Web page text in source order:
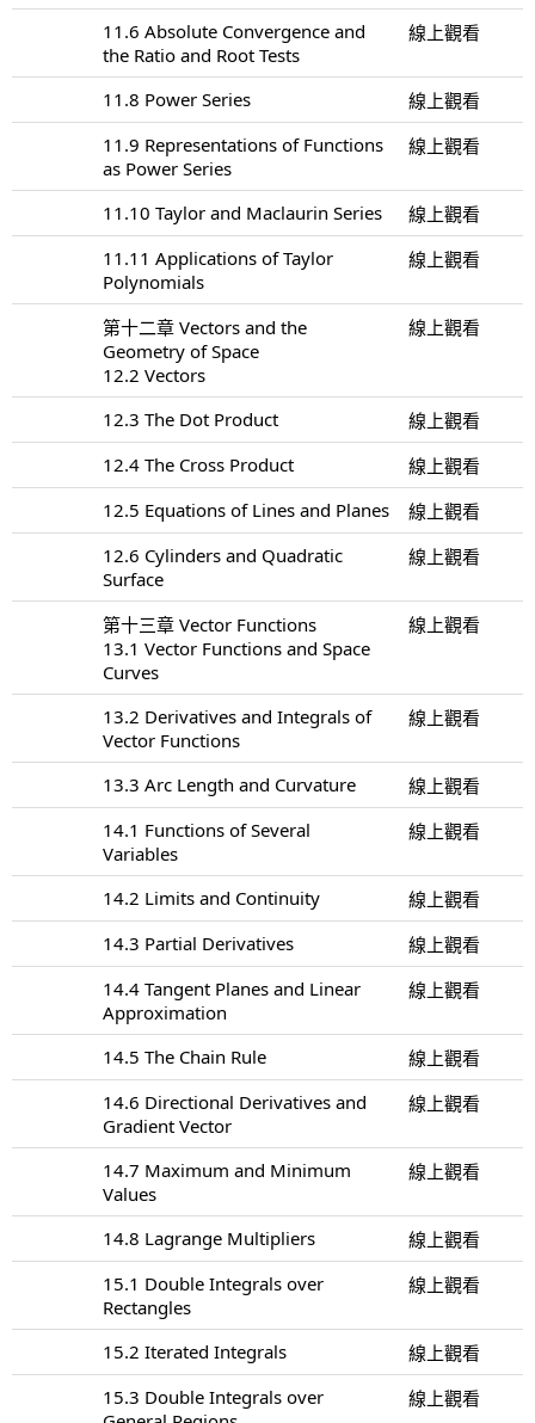
11.6 Absolute Convergence and
the Ratio and Root Tests
線上觀看
11.8 Power Series
線上觀看
11.9 Representations of Functions
as Power Series
線上觀看
11.10 Taylor and Maclaurin Series
線上觀看
11.11 Applications of Taylor
Polynomials
線上觀看
第十二章 Vectors and the
Geometry of Space
12.2 Vectors
線上觀看
12.3 The Dot Product
線上觀看
12.4 The Cross Product
線上觀看
12.5 Equations of Lines and Planes
線上觀看
12.6 Cylinders and Quadratic
Surface
線上觀看
第十三章 Vector Functions
13.1 Vector Functions and Space
Curves
線上觀看
13.2 Derivatives and Integrals of
Vector Functions
線上觀看
13.3 Arc Length and Curvature
線上觀看
14.1 Functions of Several
Variables
線上觀看
14.2 Limits and Continuity
線上觀看
14.3 Partial Derivatives
線上觀看
14.4 Tangent Planes and Linear
Approximation
線上觀看
14.5 The Chain Rule
線上觀看
14.6 Directional Derivatives and
Gradient Vector
線上觀看
14.7 Maximum and Minimum
Values
線上觀看
14.8 Lagrange Multipliers
線上觀看
15.1 Double Integrals over
Rectangles
線上觀看
15.2 Iterated Integrals
線上觀看
15.3 Double Integrals over
線上觀看